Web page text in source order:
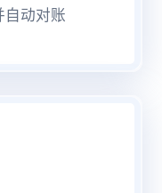
自动对账